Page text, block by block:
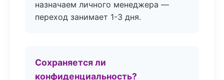
назначаем личного менеджера —
переход занимает 1-3 дня.
Сохраняется ли
конфиденциальность?